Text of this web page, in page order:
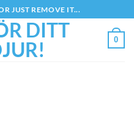
JUST REMOVE IT...
0